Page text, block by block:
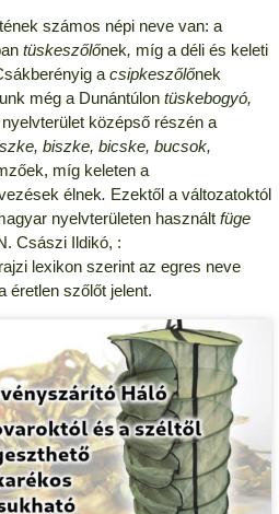
számos népi neve van: a
tüskeszőlőnek, míg a déli és keleti
a csipkeszőlőnek
még a Dunántúlon tüskebogyó,
középső részén a
biszke, bicske, bucsok,
míg keleten a
élnek. Ezektől a változatoktól
nyelvterületen használt füge
Császi Ildikó, :
lexikon szerint az egres neve
éretlen szőlőt jelent.